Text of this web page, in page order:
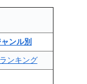
ンル別
ランキング